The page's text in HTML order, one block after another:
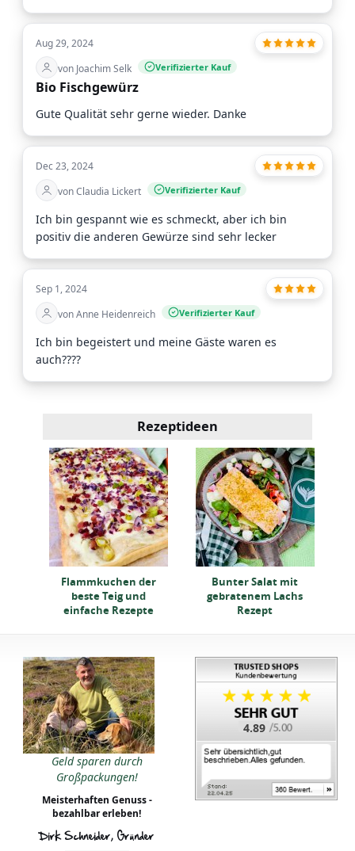
Aug 29, 2024
von Joachim Selk
Verifizierter Kauf
Bio Fischgewürz
Gute Qualität sehr gerne wieder. Danke
Dec 23, 2024
von Claudia Lickert
Verifizierter Kauf
Ich bin gespannt wie es schmeckt, aber ich bin
positiv die anderen Gewürze sind sehr lecker
Sep 1, 2024
von Anne Heidenreich
Verifizierter Kauf
Ich bin begeistert und meine Gäste waren es
auch????
Rezeptideen
Flammkuchen der
beste Teig und
einfache Rezepte
Bunter Salat mit
gebratenem Lachs
Rezept
Geld sparen durch
Großpackungen!
Meisterhaften Genuss -
bezahlbar erleben!
Dirk Schneider, Gründer
4.89